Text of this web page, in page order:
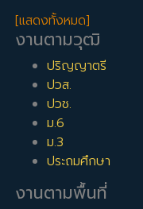
[แสดงทั้งหมด]
งานตามวุฒิ
ปริญญาตรี
ปวส.
ปวช.
ม.6
ม.3
ประถมศึกษา
งานตามพื้นที่